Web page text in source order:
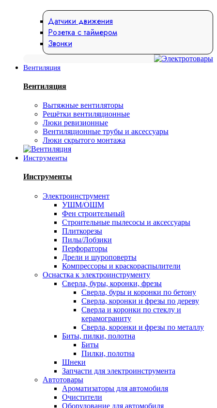
Датчики движения
Розетка с таймером
Звонки
Вентиляция
Вентиляция
Вытяжные вентиляторы
Решётки вентиляционные
Люки ревизионные
Вентиляционные трубы и аксессуары
Люки скрытого монтажа
Инструменты
Инструменты
Электроинструмент
УШМ/ОШМ
Фен строительный
Строительные пылесосы и аксессуары
Плиткорезы
Пилы/Лобзики
Перфораторы
Дрели и шуроповерты
Компрессоры и краскораспылители
Оснастка к электроинструменту
Сверла, буры, коронки, фрезы
Сверла, буры и коронки по бетону
Сверла, коронки и фрезы по дереву
Сверла и коронки по стеклу и
керамограниту
Сверла, коронки и фрезы по металлу
Биты, пилки, полотна
Биты
Пилки, полотна
Шнеки
Запчасти для электроинструмента
Автотовары
Ароматизаторы для автомобиля
Очистители
Оборудование для автомобиля